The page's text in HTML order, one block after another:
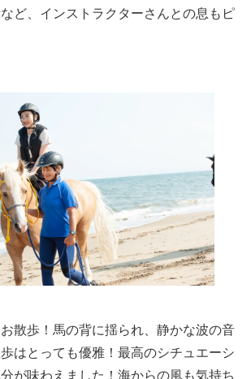
ど、インストラクターさんとの息もピ
散歩！馬の背に揺られ、静かな波の音
はとっても優雅！最高のシチュエーシ
が味わえました！海からの風も気持ち